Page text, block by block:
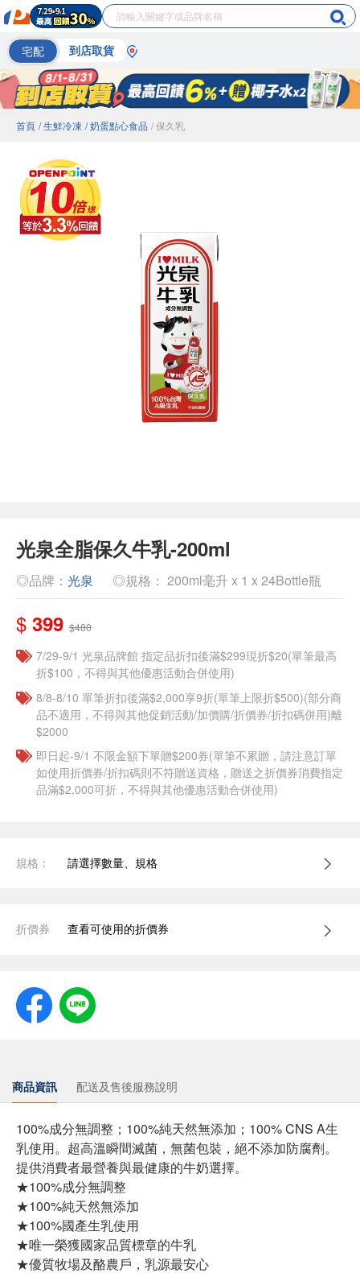
宅配 到店取貨
首頁 / 生鮮冷凍 / 奶蛋點心食品 / 保久乳
光泉全脂保久牛乳-200ml
◎品牌： 光泉 ◎規格： 200ml毫升 x 1 x 24Bottle瓶
$ 399 $480
7/29-9/1 光泉品牌館 指定品折扣後滿$299現折$20(單筆最高
折$100，不得與其他優惠活動合併使用)
8/8-8/10 單筆折扣後滿$2,000享9折(單筆上限折$500)(部分商
品不適用，不得與其他促銷活動/加價購/折價券/折扣碼併用)離
$2000
即日起-9/1 不限金額下單贈$200券(單筆不累贈，請注意訂單
如使用折價券/折扣碼則不符贈送資格，贈送之折價券消費指定
品滿$2,000可折，不得與其他優惠活動合併使用)
規格： 請選擇數量、規格
折價券 查看可使用的折價券
商品資訊 配送及售後服務說明
100%成分無調整；100%純天然無添加；100% CNS A生
乳使用。超高溫瞬間滅菌，無菌包裝，絕不添加防腐劑。
提供消費者最營養與最健康的牛奶選擇。
★100%成分無調整
★100%純天然無添加
★100%國產生乳使用
★唯一榮獲國家品質標章的牛乳
★優質牧場及酪農戶，乳源最安心